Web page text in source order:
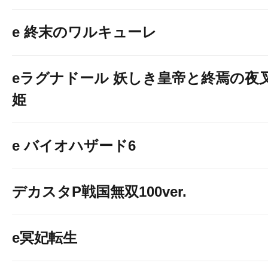
e 終末のワルキューレ
eラグナドール 妖しき皇帝と終焉の夜
姫
e バイオハザード6
デカスタP戦国無双100ver.
e冥妃転生